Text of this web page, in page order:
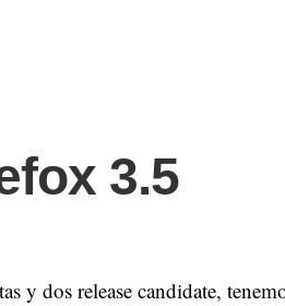
3.5
y dos release candidate,